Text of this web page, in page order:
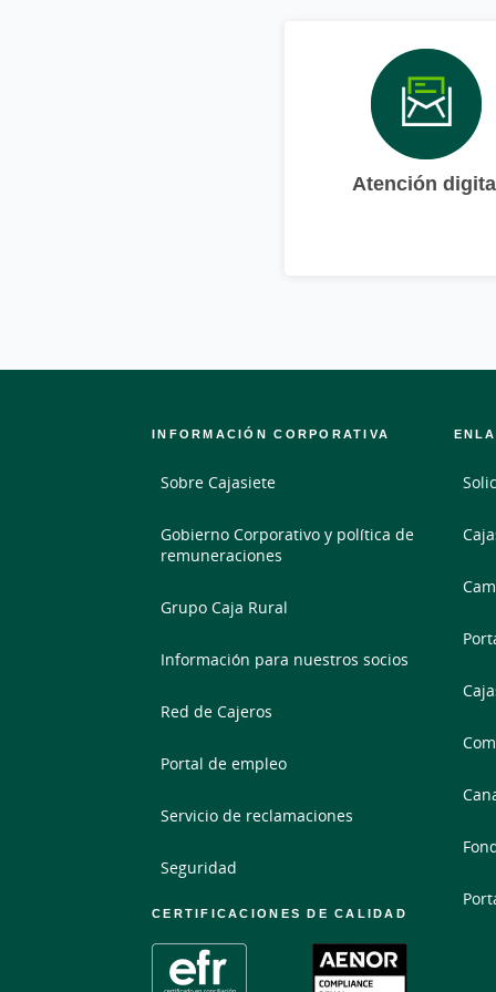
Atención
INFORMACIÓN CORPORATIVA
Sobre Cajasiete
Gobierno Corporativo y política de
remuneraciones
Grupo Caja Rural
Información para nuestros socios
Red de Cajeros
Portal de empleo
Servicio de reclamaciones
Seguridad
CERTIFICACIONES DE CALIDAD